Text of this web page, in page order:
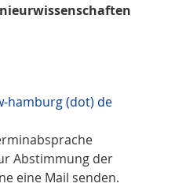
hamburg (dot) de
Abstimmung der
eine Mail senden.